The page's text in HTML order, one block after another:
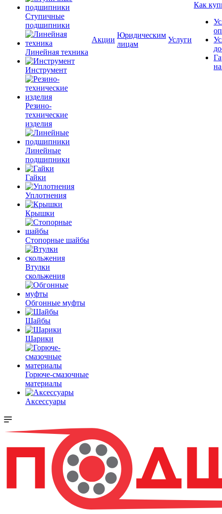
Ступичные
подшипники
Линейная техника
Инструмент
Резино-
технические
изделия
Линейные
подшипники
Гайки
Уплотнения
Крышки
Стопорные шайбы
Втулки
скольжения
Обгонные муфты
Шайбы
Шарики
Горюче-смазочные
материалы
Аксессуары
Акции
Юридическим
лицам
Услуги
Как